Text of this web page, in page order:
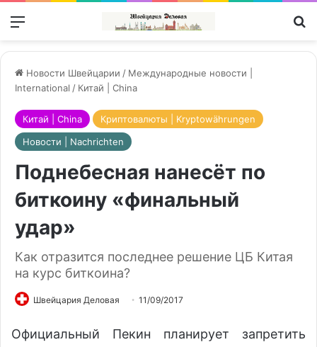
Меню
Новости Швейцарии / Международные новости |
International / Китай | China
Китай | China
Криптовалюты | Kryptowährungen
Новости | Nachrichten
Поднебесная нанесёт по
биткоину «финальный
удар»
Как отразится последнее решение ЦБ Китая
на курс биткоина?
Швейцария Деловая 11/09/2017
Официальный Пекин планирует запретить